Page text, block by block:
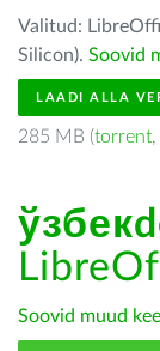
Valitud:
Silicon). Soovid
LAADI ALLA
285 MB (torrent,
Soovid muud